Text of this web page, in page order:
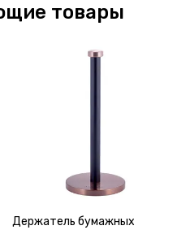
товары
Держатель бумажных